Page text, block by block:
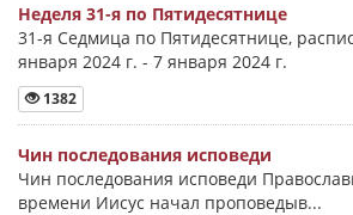
Неделя 31-я по Пятидесятнице
31-я Седмица по Пятидесятнице,
января 2024 г. - 7 января 2024 г.
1382
Чин последования исповеди
Чин последования исповеди
времени Иисус начал проповедыв...